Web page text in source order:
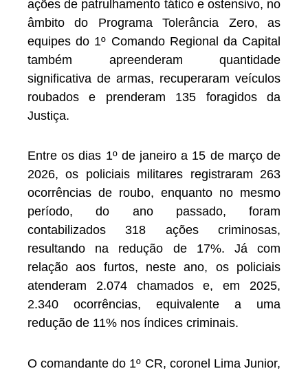
ações de patrulhamento tático e ostensivo, no
âmbito do Programa Tolerância Zero, as
equipes do 1º Comando Regional da Capital
também apreenderam quantidade
significativa de armas, recuperaram veículos
roubados e prenderam 135 foragidos da
Justiça.
Entre os dias 1º de janeiro a 15 de março de
2026, os policiais militares registraram 263
ocorrências de roubo, enquanto no mesmo
período, do ano passado, foram
contabilizados 318 ações criminosas,
resultando na redução de 17%. Já com
relação aos furtos, neste ano, os policiais
atenderam 2.074 chamados e, em 2025,
2.340 ocorrências, equivalente a uma
redução de 11% nos índices criminais.
O comandante do 1º CR, coronel Lima Junior,